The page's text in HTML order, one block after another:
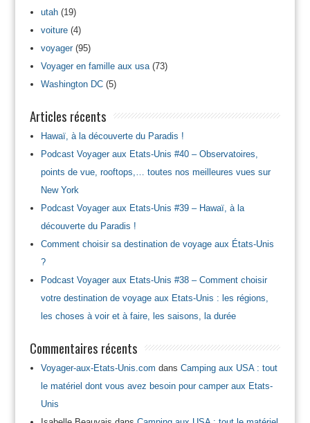
utah(19)
voiture(4)
voyager(95)
Voyager en famille aux usa(73)
Washington DC(5)
Articles récents
Hawaï, à la découverte du Paradis !
Podcast Voyager aux Etats-Unis #40 – Observatoires,
points de vue, rooftops,… toutes nos meilleures vues sur
New York
Podcast Voyager aux Etats-Unis #39 – Hawaï, à la
découverte du Paradis !
Comment choisir sa destination de voyage aux États-Unis
?
Podcast Voyager aux Etats-Unis #38 – Comment choisir
votre destination de voyage aux Etats-Unis : les régions,
les choses à voir et à faire, les saisons, la durée
Commentaires récents
Voyager-aux-Etats-Unis.com dans Camping aux USA : tout
le matériel dont vous avez besoin pour camper aux Etats-
Unis